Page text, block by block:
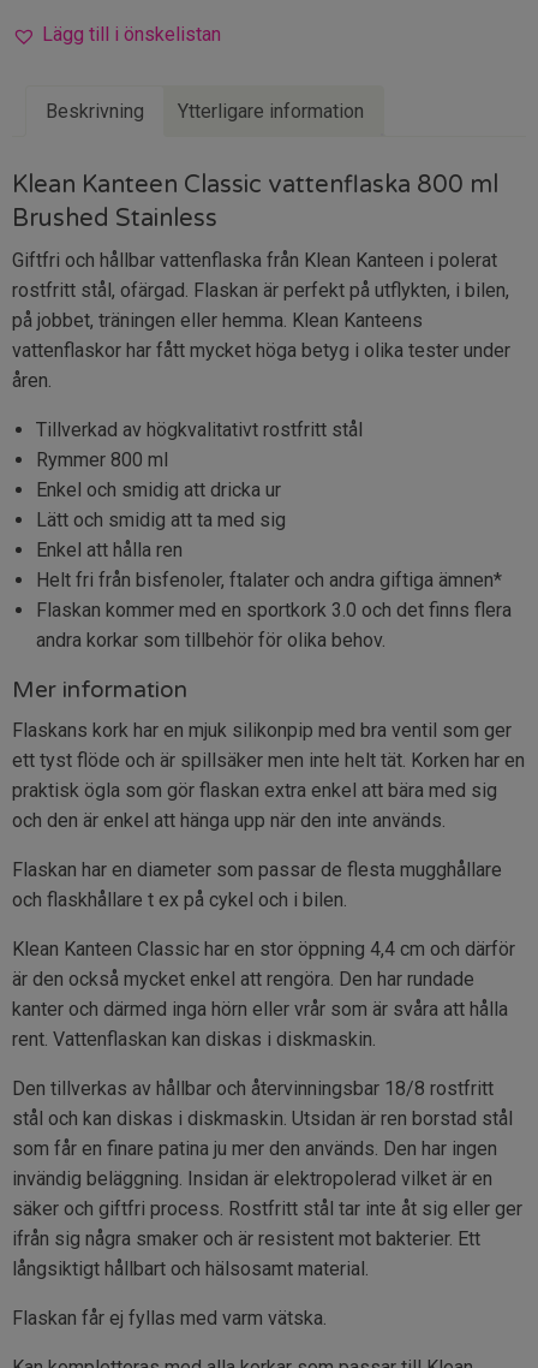
Lägg till i önskelistan
Beskrivning Ytterligare information
Klean Kanteen Classic vattenflaska 800 ml
Brushed Stainless
Giftfri och hållbar vattenflaska från Klean Kanteen i polerat
rostfritt stål, ofärgad. Flaskan är perfekt på utflykten, i bilen,
på jobbet, träningen eller hemma. Klean Kanteens
vattenflaskor har fått mycket höga betyg i olika tester under
åren.
Tillverkad av högkvalitativt rostfritt stål
Rymmer 800 ml
Enkel och smidig att dricka ur
Lätt och smidig att ta med sig
Enkel att hålla ren
Helt fri från bisfenoler, ftalater och andra giftiga ämnen*
Flaskan kommer med en sportkork 3.0 och det finns flera
andra korkar som tillbehör för olika behov.
Mer information
Flaskans kork har en mjuk silikonpip med bra ventil som ger
ett tyst flöde och är spillsäker men inte helt tät. Korken har en
praktisk ögla som gör flaskan extra enkel att bära med sig
och den är enkel att hänga upp när den inte används.
Flaskan har en diameter som passar de flesta mugghållare
och flaskhållare t ex på cykel och i bilen.
Klean Kanteen Classic har en stor öppning 4,4 cm och därför
är den också mycket enkel att rengöra. Den har rundade
kanter och därmed inga hörn eller vrår som är svåra att hålla
rent. Vattenflaskan kan diskas i diskmaskin.
Den tillverkas av hållbar och återvinningsbar 18/8 rostfritt
stål och kan diskas i diskmaskin. Utsidan är ren borstad stål
som får en finare patina ju mer den används. Den har ingen
invändig beläggning. Insidan är elektropolerad vilket är en
säker och giftfri process. Rostfritt stål tar inte åt sig eller ger
ifrån sig några smaker och är resistent mot bakterier. Ett
långsiktigt hållbart och hälsosamt material.
Flaskan får ej fyllas med varm vätska.